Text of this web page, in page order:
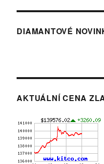
DIAMANTOVÉ
AKTUÁLNÍ CENA